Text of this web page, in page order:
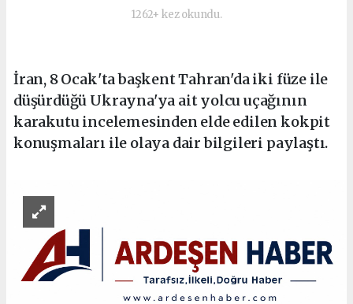
1262+ kez okundu.
İran, 8 Ocak'ta başkent Tahran'da iki füze ile
düşürdüğü Ukrayna'ya ait yolcu uçağının
karakutu incelemesinden elde edilen kokpit
konuşmaları ile olaya dair bilgileri paylaştı.